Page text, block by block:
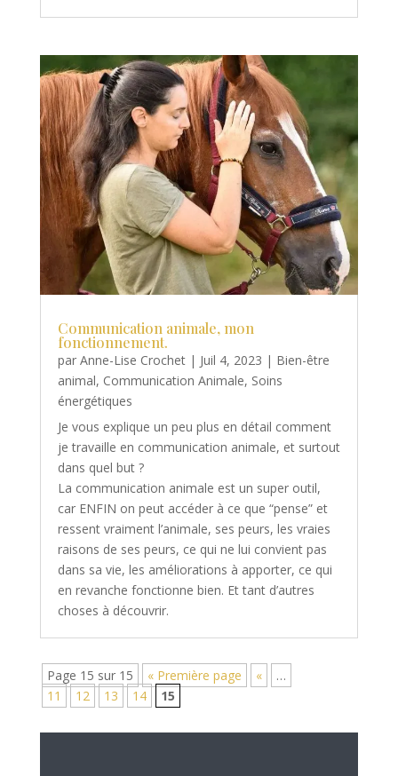
Communication animale, mon
fonctionnement.
par Anne-Lise Crochet| Juil 4, 2023 | Bien-être
animal, Communication Animale, Soins
énergétiques
Je vous explique un peu plus en détail comment
je travaille en communication animale, et surtout
dans quel but ?
La communication animale est un super outil,
car ENFIN on peut accéder à ce que “pense” et
ressent vraiment l’animale, ses peurs, les vraies
raisons de ses peurs, ce qui ne lui convient pas
dans sa vie, les améliorations à apporter, ce qui
en revanche fonctionne bien. Et tant d’autres
choses à découvrir.
Page 15 sur 15 « Première page «
…
11
12 13 14 15